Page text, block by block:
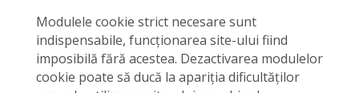
Modulele cookie strict necesare sunt
indispensabile, funcționarea site-ului fiind
imposibilă fără acestea. Dezactivarea modulelor
cookie poate să ducă la apariția dificultăților